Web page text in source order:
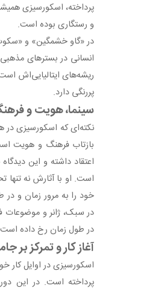
پرداخته، اسکورسیزی
و رستگاری بوده است.
در «گاو خشمگین» و
انسانی در بسترهای
ریشه‌های ایتالیایی‌اش
پررنگی دارد.
سینما، هویت و
نکته‌ای که اسکورسیزی در
بازتاب فرهنگ و هویت
اعتقاد داشته و این
است. او با آثارش نه تنها
خود را به مرور زمان و
در سبک، ژانر و موضوعات
در طول زمان رخ داده
آغاز کار و تمرکز بر جامعه
اسکورسیزی در اوایل کار
پرداخته است. در این